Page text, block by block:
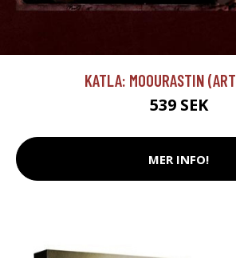
KATLA: MOOURASTIN
539 SEK
MER INFO!